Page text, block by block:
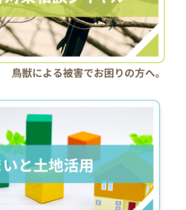
鳥獣による被害でお困りの方へ。